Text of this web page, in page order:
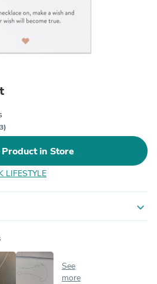
in Store
LIFESTYLE
expand_more
See
more